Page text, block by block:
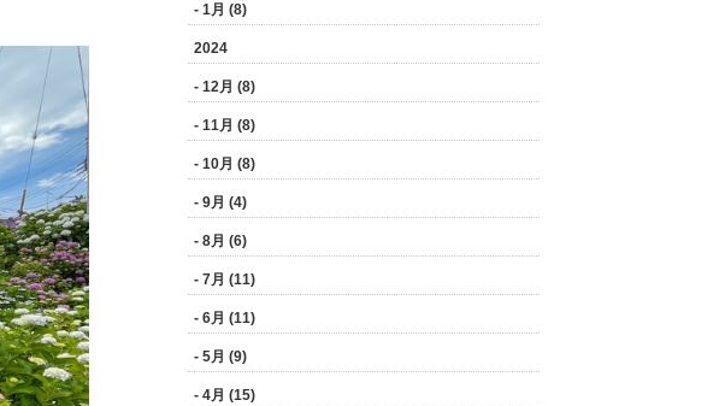
- 1月 (8)
2024
- 12月 (8)
- 11月 (8)
- 10月 (8)
- 9月 (4)
- 8月 (6)
- 7月 (11)
- 6月 (11)
- 5月 (9)
- 4月 (15)